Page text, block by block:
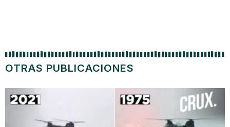
OTRAS PUBLICACIONES